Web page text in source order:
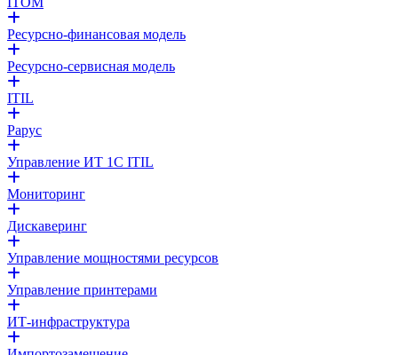
Ресурсно-финансовая модель
Ресурсно-сервисная модель
ITIL
Рарус
Управление ИТ 1С ITIL
Мониторинг
Дискаверинг
Управление мощностями ресурсов
Управление принтерами
ИТ-инфраструктура